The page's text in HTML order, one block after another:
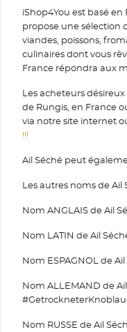
iShop4You est basé
propose une sélection
viandes, poissons,
culinaires dont vous
France répondra aux
Les acheteurs
de Rungis, en France
via notre site internet
!!!
Ail Séché peut
Les autres noms de Ail
Nom ANGLAIS de Ail
Nom LATIN de Ail
Nom ESPAGNOL de
Nom ALLEMAND de
Nom RUSSE de Ail